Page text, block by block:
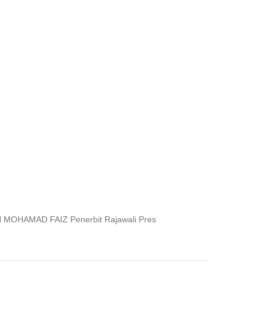
MOHAMAD FAIZ Penerbit Rajawali Pres